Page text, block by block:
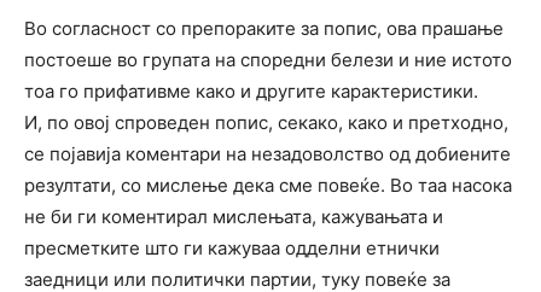
Во согласност со препораките за попис, ова прашање
постоеше во групата на споредни белези и ние истото
тоа го прифативме како и другите карактеристики.
И, по овој спроведен попис, секако, како и претходно,
се појавија коментари на незадоволство од добиените
резултати, со мислење дека сме повеќе. Во таа насока
не би ги коментирал мислењата, кажувањата и
пресметките што ги кажуваа одделни етнички
заедници или политички партии, туку повеќе за